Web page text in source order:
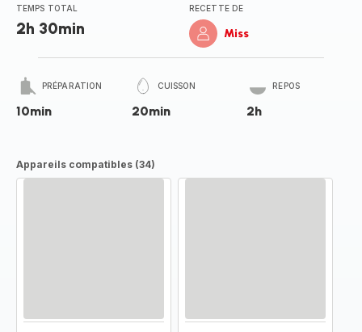
TEMPS TOTAL
2h 30min
RECETTE DE
Miss
PRÉPARATION
10min
CUISSON
20min
REPOS
2h
Appareils compatibles (34)